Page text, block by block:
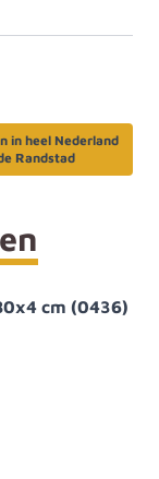
in heel Nederland
Randstad
cm (0436)